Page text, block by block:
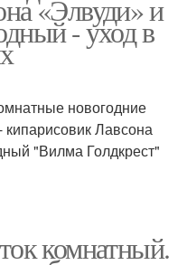
«Элвуди» и
- уход в
новогодние
кипарисовик Лавсона
"Вилма Голдкрест"
комнатный.